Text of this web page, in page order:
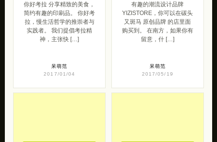
你好考拉 分享精致的美食，
简约有趣的印刷品。 你好考
拉，慢生活哲学的推崇者与
实践者。 我们提倡考拉精
神，主张快 […]
呆萌范
2017/01/04
有趣的潮流设计品牌
YIZISTORE，你可以在碳头
又斑马 原创品牌 的店里面
购买到。 在南方，如果你有
留意，什 […]
呆萌范
2017/05/19